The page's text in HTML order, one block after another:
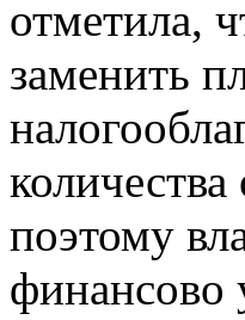
отметила,
заменить
поэтому